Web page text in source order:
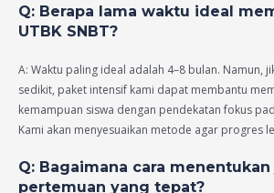
Q: Berapa lama waktu ideal
UTBK SNBT?
A: Waktu paling ideal adalah 4–8 bulan. Namun,
sedikit, paket intensif kami dapat membantu
kemampuan siswa dengan pendekatan fokus
Kami akan menyesuaikan metode agar progres
Q: Bagaimana cara
pertemuan yang tepat?